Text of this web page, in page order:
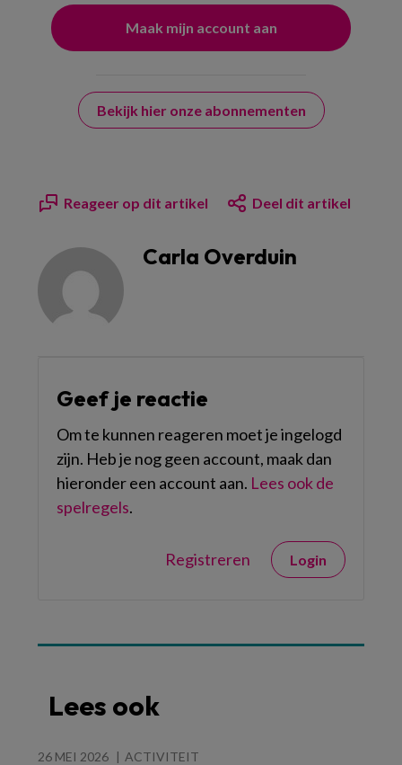
Bekijk hier onze abonnementen
Reageer op dit artikel Deel dit artikel
Carla Overduin
Geef je reactie
Om te kunnen reageren moet je ingelogd
zijn. Heb je nog geen account, maak dan
hieronder een account aan. Lees ook de
spelregels.
Registreren Login
Lees ook
26 MEI 2026 ACTIVITEIT